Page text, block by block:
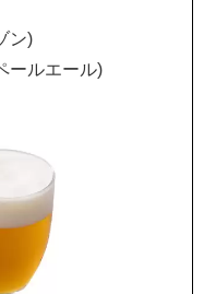
ン)
ールエール)